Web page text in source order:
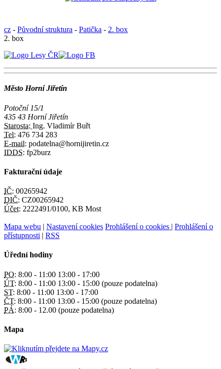
cz - Původní struktura - Patička - 2. box
2. box
Město Horní Jiřetín
Potoční 15/1
435 43 Horní Jiřetín
Starosta: Ing. Vladimír Buřt
Tel: 476 734 283
E-mail: podatelna@hornijiretin.cz
IDDS: fp2burz
Fakturační údaje
IČ: 00265942
DIČ: CZ00265942
Účet: 2222491/0100, KB Most
Mapa webu | Nastavení cookies Prohlášení o cookies | Prohlášení o
přístupnosti | RSS
Úřední hodiny
PO: 8:00 - 11:00 13:00 - 17:00
ÚT: 8:00 - 11:00 13:00 - 15:00 (pouze podatelna)
ST: 8:00 - 11:00 13:00 - 17:00
ČT: 8:00 - 11:00 13:00 - 15:00 (pouze podatelna)
PÁ: 8:00 - 12.00 (pouze podatelna)
Mapa